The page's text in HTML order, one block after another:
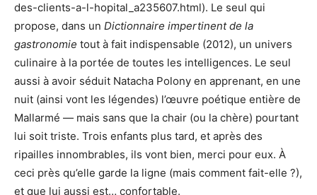
des-clients-a-l-hopital_a235607.html). Le seul qui
propose, dans un Dictionnaire impertinent de la
gastronomie tout à fait indispensable (2012), un univers
culinaire à la portée de toutes les intelligences. Le seul
aussi à avoir séduit Natacha Polony en apprenant, en une
nuit (ainsi vont les légendes) l’œuvre poétique entière de
Mallarmé — mais sans que la chair (ou la chère) pourtant
lui soit triste. Trois enfants plus tard, et après des
ripailles innombrables, ils vont bien, merci pour eux. À
ceci près qu’elle garde la ligne (mais comment fait-elle ?),
et que lui aussi est… confortable.